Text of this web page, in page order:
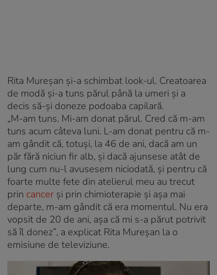
Rita Mureșan și-a schimbat look-ul. Creatoarea
de modă și-a tuns părul până la umeri și a
decis să-și doneze podoaba capilară.
„M-am tuns. Mi-am donat părul. Cred că m-am
tuns acum câteva luni. L-am donat pentru că m-
am gândit că, totuși, la 46 de ani, dacă am un
păr fără niciun fir alb, și dacă ajunsese atât de
lung cum nu-l avusesem niciodată, și pentru că
foarte multe fete din atelierul meu au trecut
prin cancer și prin chimioterapie și așa mai
departe, m-am gândit că era momentul. Nu era
vopsit de 20 de ani, așa că mi s-a părut potrivit
să îl donez”, a explicat Rita Mureșan la o
emisiune de televiziune.